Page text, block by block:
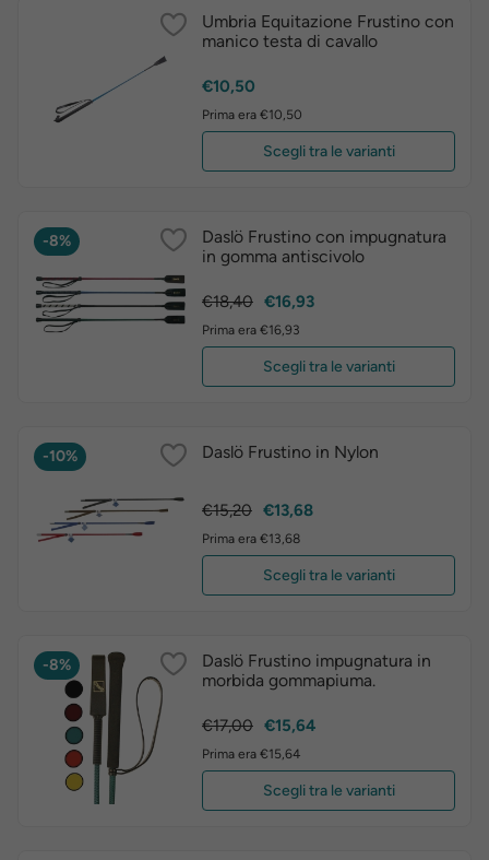
Umbria Equitazione Frustino con
manico testa di cavallo
Prezzo
€10,50
Prima era €10,50
Scegli tra le varianti
-8%
Daslö Frustino con impugnatura
in gomma antiscivolo
Prezzo
€18,40 Prezzo
€16,93
Prima era €16,93
Scegli tra le varianti
-10% Daslö Frustino in Nylon
Prezzo
€15,20 Prezzo
€13,68
Prima era €13,68
Scegli tra le varianti
-8%
Daslö Frustino impugnatura in
morbida gommapiuma.
Prezzo
€17,00 Prezzo
€15,64
Prima era €15,64
Scegli tra le varianti